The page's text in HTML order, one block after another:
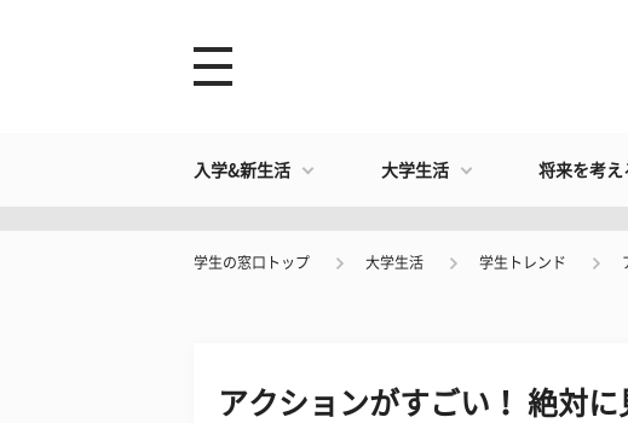
入学&新生活 大学生活 将来を考え
学生の窓口トップ 大学生活 学生トレンド
アクションがすごい！ 絶対